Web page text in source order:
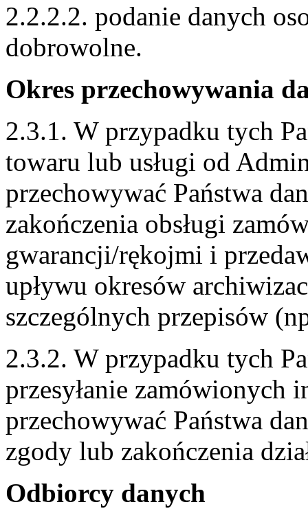
2.2.2.2. podanie danych
dobrowolne.
Okres przechowywania
2.3.1. W przypadku tych
towaru lub usługi od
przechowywać Państwa
zakończenia obsługi
gwarancji/rękojmi i
upływu okresów
szczególnych przepisów
2.3.2. W przypadku tych
przesyłanie zamówionych
przechowywać Państwa
zgody lub zakończenia
Odbiorcy danych